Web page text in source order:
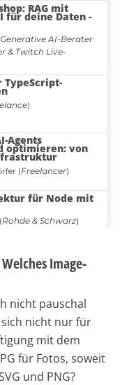
Welches Image-
nicht pauschal
nicht nur für
mit dem
für Fotos, soweit
und PNG?